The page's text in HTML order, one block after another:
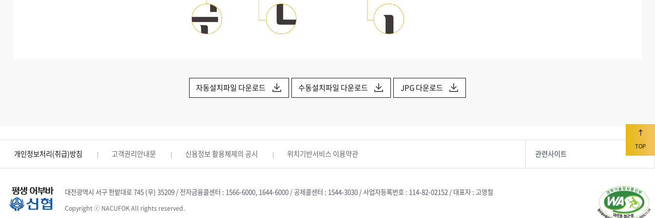
자동설치파일 다운로드 수동설치파일 다운로드 JPG 다운로드
개인정보처리(취급)방침 고객권리안내문 신용정보 활용체제의 공시 위치기반서비스 이용약관 관련사이트
대전광역시 서구 한밭대로 745 (우) 35209 / 전자금융콜센터 : 1566-6000, 1644-6000 / 공제콜센터 : 1544-3030 / 사업자등록번호 : 114-82-02152 / 대표자 : 고영철
Copyright ⓒ NACUFOK All rights reserved.
TOP